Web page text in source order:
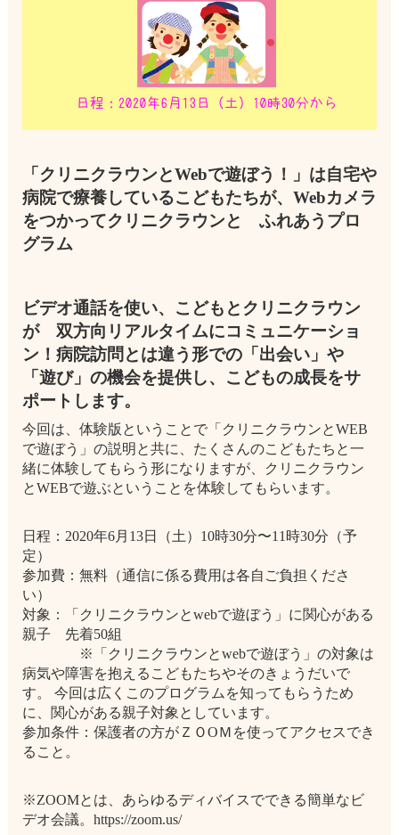
「クリニクラウンとWebで遊ぼう！」は自宅や
病院で療養しているこどもたちが、Webカメラ
をつかってクリニクラウンと ふれあうプロ
グラム
ビデオ通話を使い、こどもとクリニクラウン
が 双方向リアルタイムにコミュニケーショ
ン！病院訪問とは違う形での「出会い」や
「遊び」の機会を提供し、こどもの成長をサ
ポートします。
今回は、体験版ということで「クリニクラウンとWEB
で遊ぼう」の説明と共に、たくさんのこどもたちと一
緒に体験してもらう形になりますが、クリニクラウン
とWEBで遊ぶということを体験してもらいます。
日程：2020年6月13日（土）10時30分〜11時30分（予
定）
参加費：無料（通信に係る費用は各自ご負担くださ
い）
対象：「クリニクラウンとwebで遊ぼう」に関心がある
親子 先着50組
※「クリニクラウンとwebで遊ぼう」の対象は
病気や障害を抱えるこどもたちやそのきょうだいで
す。 今回は広くこのプログラムを知ってもらうため
に、関心がある親子対象としています。
参加条件：保護者の方がＺＯOＭを使ってアクセスでき
ること。
※ZOOMとは、あらゆるディバイスでできる簡単なビ
デオ会議。https://zoom.us/